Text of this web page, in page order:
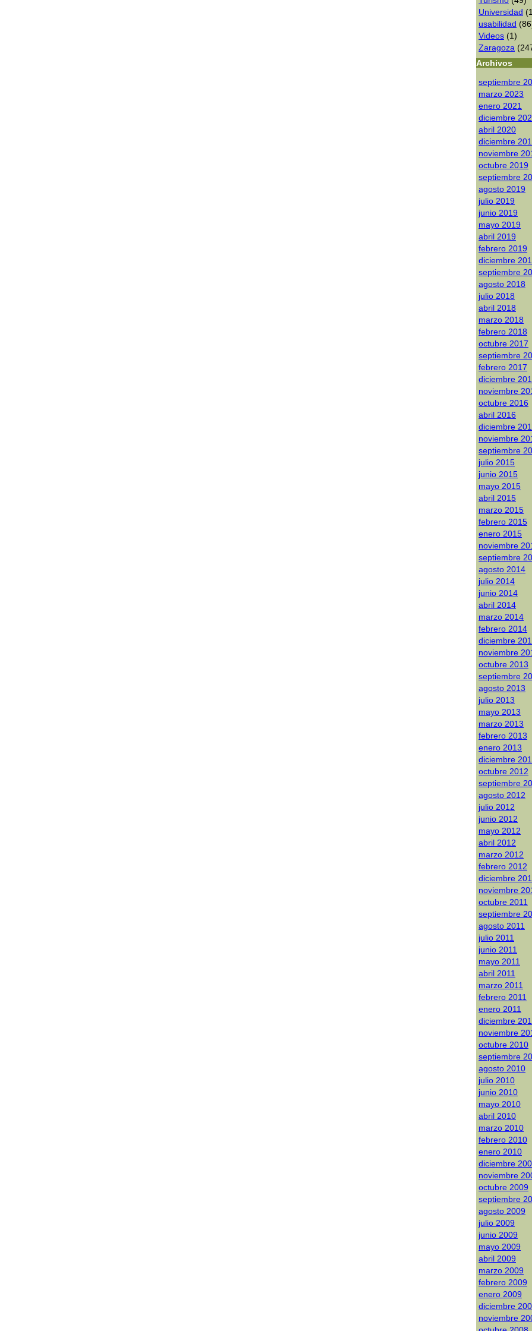
Universidad
usabilidad
Videos (1)
Zaragoza
Archivos
septiembre
marzo 2023
enero 2021
diciembre
abril 2020
diciembre
noviembre
octubre 2019
septiembre
agosto 2019
julio 2019
junio 2019
mayo 2019
abril 2019
febrero 2019
diciembre
septiembre
agosto 2018
julio 2018
abril 2018
marzo 2018
febrero 2018
octubre 2017
septiembre
febrero 2017
diciembre
noviembre
octubre 2016
abril 2016
diciembre
noviembre
septiembre
julio 2015
junio 2015
mayo 2015
abril 2015
marzo 2015
febrero 2015
enero 2015
noviembre
septiembre
agosto 2014
julio 2014
junio 2014
abril 2014
marzo 2014
febrero 2014
diciembre
noviembre
octubre 2013
septiembre
agosto 2013
julio 2013
mayo 2013
marzo 2013
febrero 2013
enero 2013
diciembre
octubre 2012
septiembre
agosto 2012
julio 2012
junio 2012
mayo 2012
abril 2012
marzo 2012
febrero 2012
diciembre
noviembre
octubre 2011
septiembre
agosto 2011
julio 2011
junio 2011
mayo 2011
abril 2011
marzo 2011
febrero 2011
enero 2011
diciembre
noviembre
octubre 2010
septiembre
agosto 2010
julio 2010
junio 2010
mayo 2010
abril 2010
marzo 2010
febrero 2010
enero 2010
diciembre
noviembre
octubre 2009
septiembre
agosto 2009
julio 2009
junio 2009
mayo 2009
abril 2009
marzo 2009
febrero 2009
enero 2009
diciembre
noviembre